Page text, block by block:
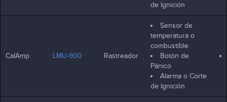
de Ignición
CalAmp LMU-900 Rastreador
Sensor de
temperatura o
combustible
Botón de
Pánico
Alarma o Corte
de Ignición